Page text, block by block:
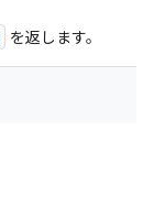
を返します。